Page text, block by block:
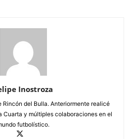
Inostroza
Rincón del Bulla. Anteriormente realicé
Cuarta y múltiples colaboraciones en el
futbolístico.